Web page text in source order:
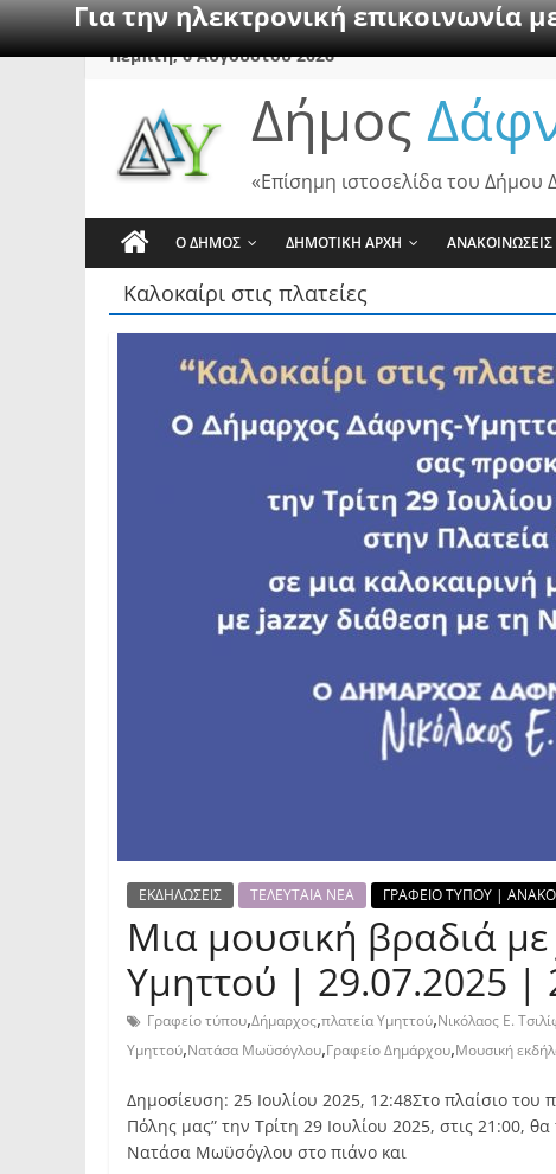
Για την ηλεκτρονική επικοινωνία
SkipΠέμπτη, 6 Αυγούστου 2026
Δήμος
«Επίσημη ιστοσελίδα του
Ο ΔΗΜΟΣ ΔΗΜΟΤΙΚΗ ΑΡΧΗ ΑΝΑΚΟΙΝΩΣΕΙΣ
Καλοκαίρι στις πλατείες
ΕΚΔΗΛΩΣΕΙΣ ΤΕΛΕΥΤΑΙΑ ΝΕΑ ΓΡΑΦΕΙΟ ΤΥΠΟΥ |
Μια μουσική βραδιά
Υμηττού | 29.07.2025 |
Γραφείο τύπου,Δήμαρχος,πλατεία Υμηττού,Νικόλαος Ε.
Υμηττού,Νατάσα Μωϋσόγλου,Γραφείο Δημάρχου,Μουσική
Δημοσίευση: 25 Ιουλίου 2025, 12:48Στο πλαίσιο του
Πόλης μας” την Τρίτη 29 Ιουλίου 2025, στις 21:00,
Νατάσα Μωϋσόγλου στο πιάνο και